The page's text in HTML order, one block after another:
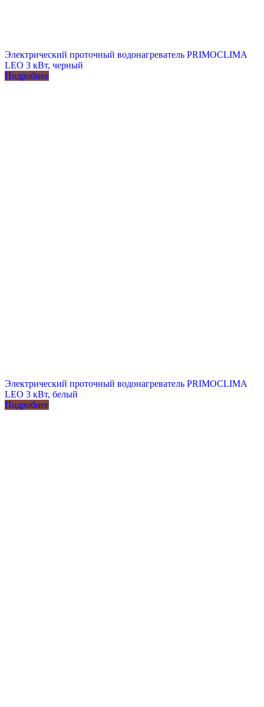
Электрический проточный водонагреватель PRIMOCLIMA
LEO 3 кВт, черный
Подробнее
Электрический проточный водонагреватель PRIMOCLIMA
LEO 3 кВт, белый
Подробнее